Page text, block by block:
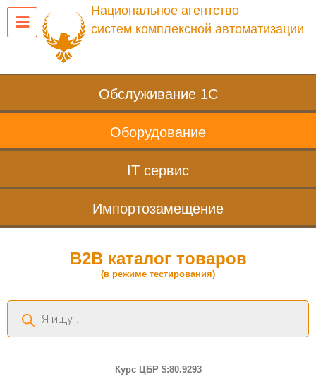
Национальное агентство
систем комплексной автоматизации
Обслуживание 1С
Оборудование
IT сервис
Импортозамещение
B2B каталог товаров
(в режиме тестирования)
Поиск
товаров
Курс ЦБР $:80.9293